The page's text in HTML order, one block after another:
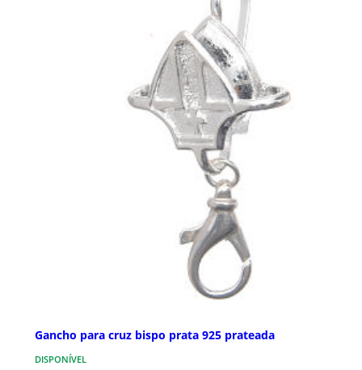
Gancho para cruz bispo prata 925 prateada
DISPONÍVEL